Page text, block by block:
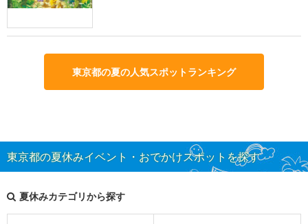
東京都の夏の人気スポットランキング
東京都の夏休みイベント・おでかけスポットを探す
夏休みカテゴリから探す